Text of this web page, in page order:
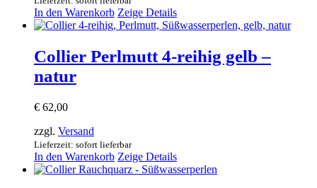
In den Warenkorb Zeige Details
Collier Perlmutt 4-reihig gelb –
natur
€ 62,00
zzgl. Versand
Lieferzeit: sofort lieferbar
In den Warenkorb Zeige Details